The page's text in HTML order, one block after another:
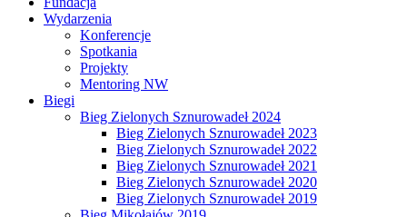
Wydarzenia
Konferencje
Spotkania
Projekty
Mentoring NW
Biegi
Bieg Zielonych Sznurowadeł 2024
Bieg Zielonych Sznurowadeł 2023
Bieg Zielonych Sznurowadeł 2022
Bieg Zielonych Sznurowadeł 2021
Bieg Zielonych Sznurowadeł 2020
Bieg Zielonych Sznurowadeł 2019